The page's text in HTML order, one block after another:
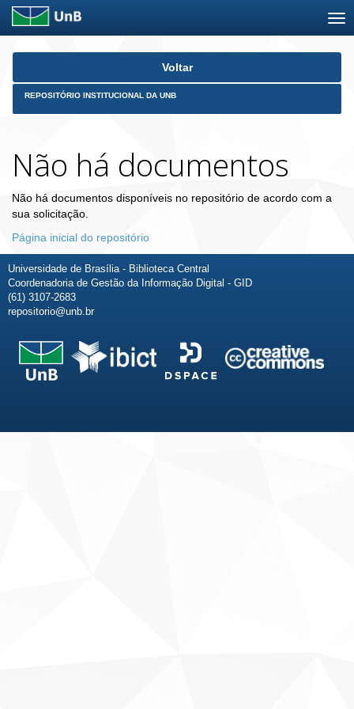
Skip
Voltar
REPOSITÓRIO INSTITUCIONAL DA UNB
Não há documentos
Não há documentos disponíveis no repositório de acordo com a
sua solicitação.
Página inicial do repositório
Universidade de Brasília - Biblioteca Central
Coordenadoria de Gestão da Informação Digital - GID
(61) 3107-2683
repositorio@unb.br